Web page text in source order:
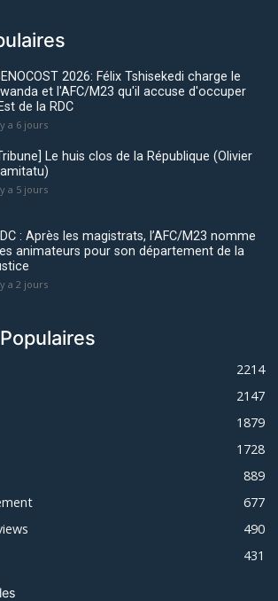
2026: Félix Tshisekedi charge le
et l'AFC/M23 qu'il accuse d'occuper
de la RDC
a 6 jours
Le huis clos de la République (Olivier
a 5 jours
: Après les magistrats, l’AFC/M23 nomme
animateurs pour son département de la
a 2 jours
2214
2147
1879
1728
889
677
490
431